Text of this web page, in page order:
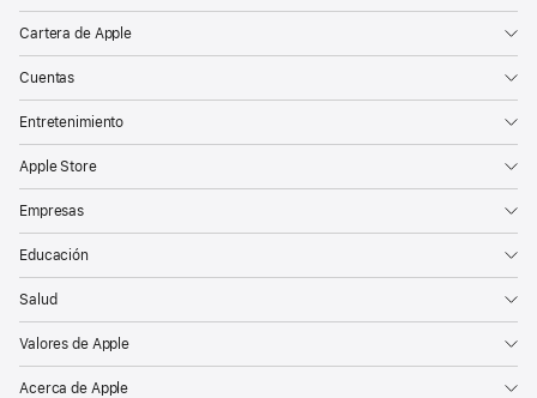
Cartera de Apple
Cuentas
Entretenimiento
Apple Store
Empresas
Educación
Salud
Valores de Apple
Acerca de Apple